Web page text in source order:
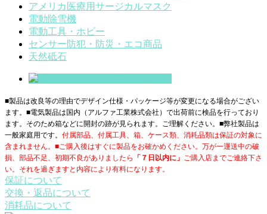
アメリカ医療用サージカルマスク
電動除雪機
電動工具・ホビー
センサー防犯・防災・エコ商品
天然砥石
■製品は改良等の理由でデザイン仕様・パッケージ等が変更になる場合がござい
ます。■電気製品は国内（アルファ工業株式会社）で出荷前に検品を行っており
ます。そのため箱などに開封の跡が見られます。ご理解ください。■弊社製品は
一般家庭用です。 付属部品、付属工具、箱、ケース類、消耗品類は保証の対象に
含まれません。■ご購入後はすぐに製品をお確かめください。万が一運送中の破
損、部品不足、初期不良がありましたら
「７日以内に」 ご購入店までご連絡下さ
い。それを過ぎますと内容により有料になります。
保証について
交換・返品について
消耗品について